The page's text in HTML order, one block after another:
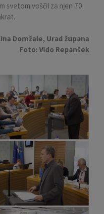
svetom voščil za njen 70.
Domžale, Urad župana
Foto: Vido Repanšek